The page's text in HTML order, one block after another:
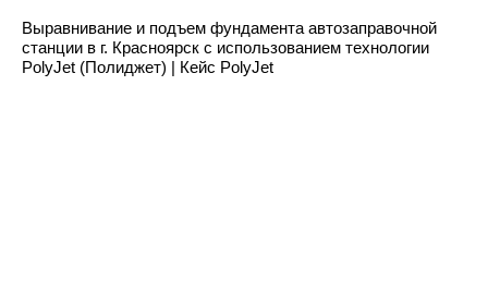
Выравнивание и подъем фундамента автозаправочной
станции в г. Красноярск с использованием технологии
PolyJet (Полиджет) | Кейс PolyJet
Оставить заявку